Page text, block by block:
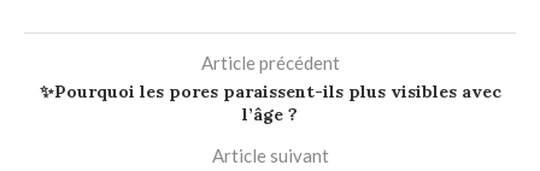
Article précédent
✨Pourquoi les pores paraissent-ils plus visibles avec
l’âge ?
Article suivant